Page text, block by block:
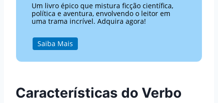
Um livro épico que mistura ficção científica,
política e aventura, envolvendo o leitor em
uma trama incrível. Adquira agora!
Saiba Mais
Características do Verbo